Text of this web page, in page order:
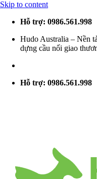
Skip to content
Hỗ trợ: 0986.561.998
Hudo Australia – Nền
dựng cầu nối giao
Hỗ trợ: 0986.561.998